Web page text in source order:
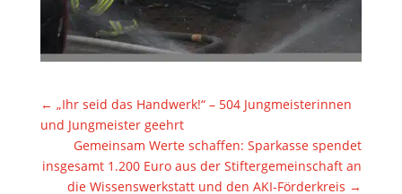
← „Ihr seid das Handwerk!“ – 504 Jungmeisterinnen
und Jungmeister geehrt
Gemeinsam Werte schaffen: Sparkasse spendet
insgesamt 1.200 Euro aus der Stiftergemeinschaft an
die Wissenswerkstatt und den AKI-Förderkreis →